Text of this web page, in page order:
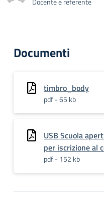
Documenti
timbro_body
pdf - 65 kb
USB Scuola
per iscrizione al
pdf - 152 kb